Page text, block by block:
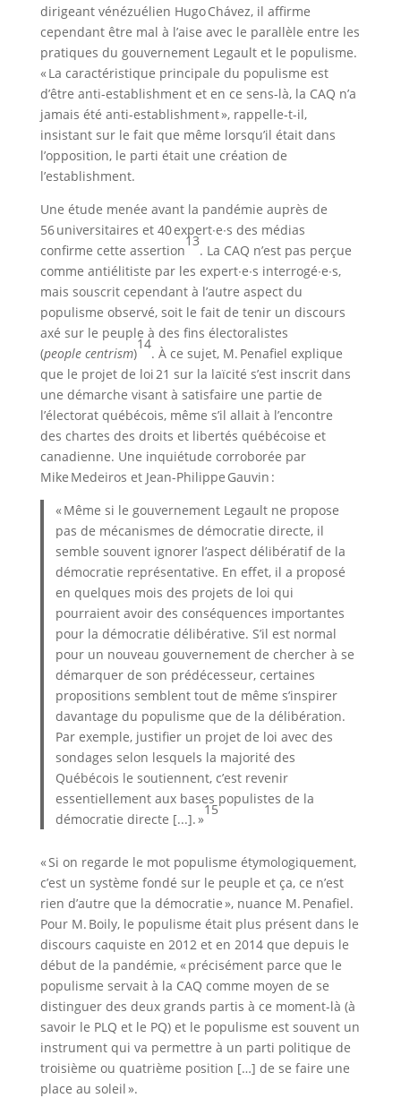
dirigeant vénézuélien Hugo Chávez, il affirme
cependant être mal à l’aise avec le parallèle entre les
pratiques du gouvernement Legault et le populisme.
« La caractéristique principale du populisme est
d’être anti-establishment et en ce sens-là, la CAQ n’a
jamais été anti-establishment », rappelle-t-il,
insistant sur le fait que même lorsqu’il était dans
l’opposition, le parti était une création de
l’establishment.
Une étude menée avant la pandémie auprès de
56 universitaires et 40 expert∙e∙s des médias
confirme cette assertion
13
. La CAQ n’est pas perçue
comme antiélitiste par les expert∙e∙s interrogé∙e∙s,
mais souscrit cependant à l’autre aspect du
populisme observé, soit le fait de tenir un discours
axé sur le peuple à des fins électoralistes
(people centrism)
14
. À ce sujet, M. Penafiel explique
que le projet de loi 21 sur la laïcité s’est inscrit dans
une démarche visant à satisfaire une partie de
l’électorat québécois, même s’il allait à l’encontre
des chartes des droits et libertés québécoise et
canadienne. Une inquiétude corroborée par
Mike Medeiros et Jean-Philippe Gauvin :
« Même si le gouvernement Legault ne propose
pas de mécanismes de démocratie directe, il
semble souvent ignorer l’aspect délibératif de la
démocratie représentative. En effet, il a proposé
en quelques mois des projets de loi qui
pourraient avoir des conséquences importantes
pour la démocratie délibérative. S’il est normal
pour un nouveau gouvernement de chercher à se
démarquer de son prédécesseur, certaines
propositions semblent tout de même s’inspirer
davantage du populisme que de la délibération.
Par exemple, justifier un projet de loi avec des
sondages selon lesquels la majorité des
Québécois le soutiennent, c’est revenir
essentiellement aux bases populistes de la
démocratie directe [...]. »
15
« Si on regarde le mot populisme étymologiquement,
c’est un système fondé sur le peuple et ça, ce n’est
rien d’autre que la démocratie », nuance M. Penafiel.
Pour M. Boily, le populisme était plus présent dans le
discours caquiste en 2012 et en 2014 que depuis le
début de la pandémie, « précisément parce que le
populisme servait à la CAQ comme moyen de se
distinguer des deux grands partis à ce moment-là (à
savoir le PLQ et le PQ) et le populisme est souvent un
instrument qui va permettre à un parti politique de
troisième ou quatrième position […] de se faire une
place au soleil ».